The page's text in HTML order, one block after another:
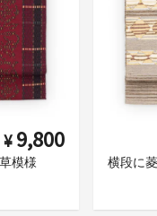
¥ 9,800
模様 横段に